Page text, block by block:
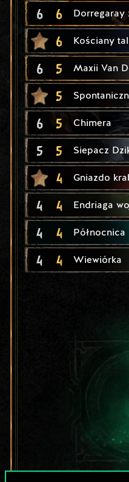
6 6 Dorregaray
6 Kościany
6 5 Maxii Van
5
6 5 Chimera
5 5 Siepacz
4 Gniazdo
4 4 Endriaga
4 4 Północnica
4 4 Wiewiórka